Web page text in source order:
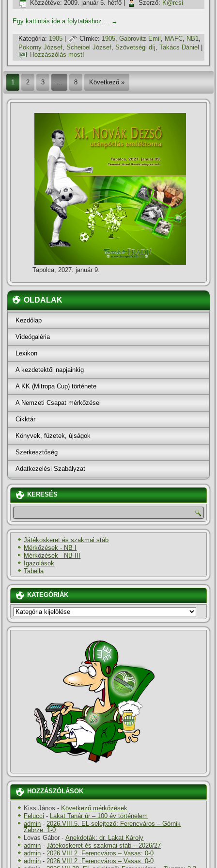
Közzétéve: 2009. január 5. hétfő Szerző: K@rcsi
Egy kattintás ide a folytatáshoz.... →
Kategória: 1905 | Címke: 1905,Gabrovitz Emil , MAFC, NB1,
Pokorny József ,Scheibel József ,Szövetségi dí­j ,Takács Dániel
Hozzászólás most!
1 2 3 8 Következő »
Tapolca, 2027. január 9.
OLDALAK
Kezdőlap
Videógaléria
Lexikon
A kezdetektől napjainkig
A KK (Mitropa Cup) története
A Nemzeti Csapat mérkőzései
Cikktár
Könyvek, füzetek, újságok
Szerkesztőség
Adatkezelési Szabályzat
KERESÉS
Játékoskeret és szakmai stáb
Mérkőzések - NB I
Mérkőzések - NB III
Igazolások
Tabella
KATEGÓRIÁK
KATEGÓRIÁK
HOZZÁSZÓLÁSOK
Kiss János - Következő mérkőzések
Felucci -
Lakat Tanár úr – 100 év történelem
admin - 2026.VIII.5. EL-selejtező: Ferencváros – Górnik
Zabrze: 1-0
Lovas Gábor -Anekdoták: dr. Lakat Károly
admin -Játékoskeret és szakmai stáb – 2026/27
admin - 2026.VIII.2. Ferencváros – Vasas: 0-0
admin - 2026.VIII.2. Ferencváros – Vasas: 0-0